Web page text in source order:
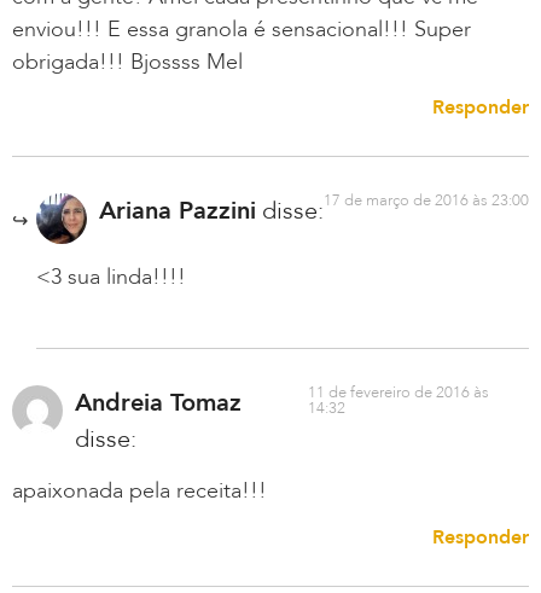
enviou!!! E essa granola é sensacional!!! Super
obrigada!!! Bjossss Mel
Responder
Ariana Pazzini disse:17 de março de 2016 às 23:00
<3 sua linda!!!!
Andreia Tomaz
disse:
11 de fevereiro de 2016 às
14:32
apaixonada pela receita!!!
Responder